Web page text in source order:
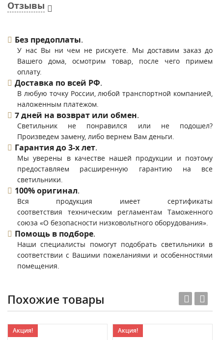
Отзывы
Без предоплаты.
У нас Вы ни чем не рискуете. Мы доставим заказ до
Вашего дома, осмотрим товар, после чего примем
оплату.
Доставка по всей РФ.
В любую точку России, любой транспортной компанией,
наложенным платежом.
7 дней на возврат или обмен.
Светильник не понравился или не подошел?
Произведем замену, либо вернем Вам деньги.
Гарантия до 3-х лет.
Мы уверены в качестве нашей продукции и поэтому
предоставляем расширенную гарантию на все
светильники.
100% оригинал.
Вся продукция имеет сертификаты
соответствия техническим регламентам Таможенного
союза «О безопасности низковольтного оборудования».
Помощь в подборе.
Наши специалисты помогут подобрать светильники в
соответствии с Вашими пожеланиями и особенностями
помещения.
Похожие товары
Акция! Акция!